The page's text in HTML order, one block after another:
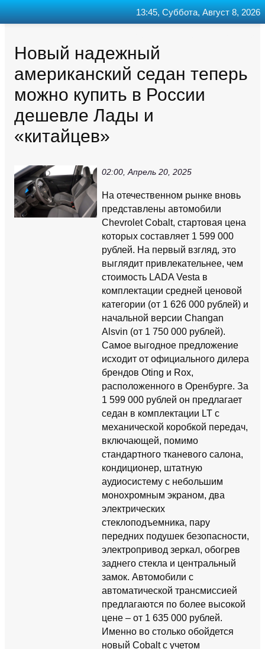
Новый надежный
американский седан теперь
можно купить в России
дешевле Лады и
«китайцев»
02:00, Апрель 20, 2025
На отечественном рынке вновь
представлены автомобили
Chevrolet Cobalt, стартовая цена
которых составляет 1 599 000
рублей. На первый взгляд, это
выглядит привлекательнее, чем
стоимость LADA Vesta в
комплектации средней ценовой
категории (от 1 626 000 рублей) и
начальной версии Changan
Alsvin (от 1 750 000 рублей).
Самое выгодное предложение
исходит от официального дилера
брендов Oting и Rox,
расположенного в Оренбурге. За
1 599 000 рублей он предлагает
седан в комплектации LT с
механической коробкой передач,
включающей, помимо
стандартного тканевого салона,
кондиционер, штатную
аудиосистему с небольшим
монохромным экраном, два
электрических
стеклоподъемника, пару
передних подушек безопасности,
электропривод зеркал, обогрев
заднего стекла и центральный
замок. Автомобили с
автоматической трансмиссией
предлагаются по более высокой
цене – от 1 635 000 рублей.
Именно во столько обойдется
новый Cobalt с учетом
13:45, Суббота, Август 8, 2026